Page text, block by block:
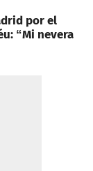
por el
“Mi nevera